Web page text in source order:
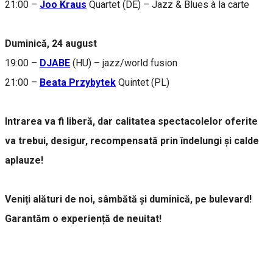
21:00 – Joo Kraus Quartet (DE) – Jazz & Blues à la carte
Duminică, 24 august
19:00 – DJABE (HU) – jazz/world fusion
21:00 – Beata Przybytek Quintet (PL)
Intrarea va fi liberă, dar calitatea spectacolelor oferite
va trebui, desigur, recompensată prin îndelungi și calde
aplauze!
Veniți alături de noi, sâmbătă și duminică, pe bulevard!
Garantăm o experiență de neuitat!